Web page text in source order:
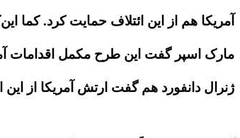
آمریکا هم از این ائتلاف حمایت کرد. کما این‌که روز پنجشنبه ۳مرداد وزیر دفاع و رئیس ستاد
مارک اسپر گفت این طرح مکمل اقدامات
ژنرال دانفورد هم گفت ارتش آمریکا از این